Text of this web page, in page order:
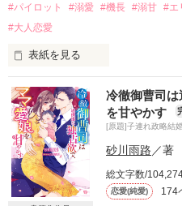
#パイロット #溺愛 #機長 #溺甘 #エ
#大人恋愛
表紙を見る
【文庫本とは内容が異なってお
＼番外編／を30ページほど書
ろしくお願いいたします】
椎名虹輝（しいなこうき）34歳
航空会社『Nippon Airlines』
社内史上最年少機長
×
冷徹御曹司
を甘やかす
[原題]子連れ政略結
砂川雨路／著
総文字数/
恋愛(純愛) 174